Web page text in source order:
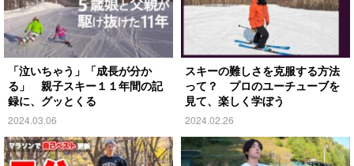
「泣いちゃう」「成長が分か
る」 親子スキー１１年間の記
録に、グッとくる
2024.03.06
スキーの難しさを克服する方法
って？ プロのユーチューブを
見て、楽しく学ぼう
2024.02.26